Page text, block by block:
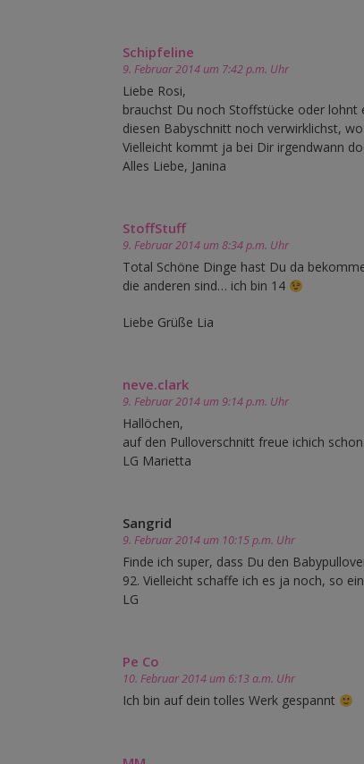
Schipfeline
9. Februar 2014 um 7:42 p.m. Uhr
Liebe Rosi,
brauchst Du noch Stoffstücke oder lohnt
diesen Babyschnitt noch verwirklichst,
Vielleicht kommt ja bei Dir irgendwann
Alles Liebe, Janina
StoffStuff
9. Februar 2014 um 8:34 p.m. Uhr
Total Schöne Dinge hast Du da
die anderen sind… ich bin 14
Liebe Grüße Lia
neve.clark
9. Februar 2014 um 9:14 p.m. Uhr
Hallöchen,
auf den Pulloverschnitt freue ichich
LG Marietta
Sangrid
9. Februar 2014 um 10:15 p.m. Uhr
Finde ich super, dass Du den
92. Vielleicht schaffe ich es ja noch, so
LG
Pe Co
10. Februar 2014 um 6:13 a.m. Uhr
Ich bin auf dein tolles Werk gespannt